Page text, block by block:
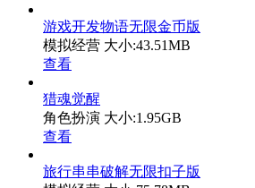
游戏开发物语无限金币版
模拟经营 大小:43.51MB
查看
猎魂觉醒
角色扮演 大小:1.95GB
查看
旅行串串破解无限扣子版